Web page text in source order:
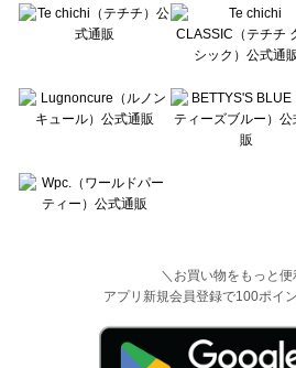
＼お買い物をもっと便
アプリ新規会員登録で100ポイ